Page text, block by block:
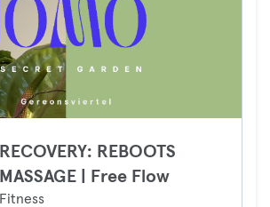
RECOVERY: REBOOTS
MASSAGE | Free Flow
Fitness